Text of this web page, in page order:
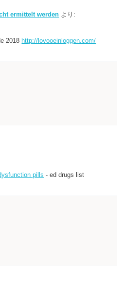
ermittelt werden より:
2018 http://lovooeinloggen.com/
pills - ed drugs list